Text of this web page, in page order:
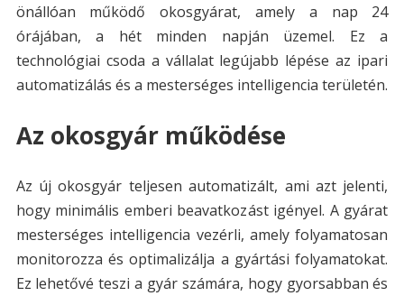
önállóan működő okosgyárat, amely a nap 24
órájában, a hét minden napján üzemel. Ez a
technológiai csoda a vállalat legújabb lépése az ipari
automatizálás és a mesterséges intelligencia területén.
Az okosgyár működése
Az új okosgyár teljesen automatizált, ami azt jelenti,
hogy minimális emberi beavatkozást igényel. A gyárat
mesterséges intelligencia vezérli, amely folyamatosan
monitorozza és optimalizálja a gyártási folyamatokat.
Ez lehetővé teszi a gyár számára, hogy gyorsabban és